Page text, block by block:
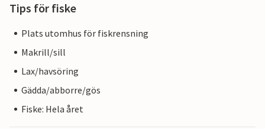
Tips för fiske
Plats utomhus för fiskrensning
Makrill/sill
Lax/havsöring
Gädda/abborre/gös
Fiske: Hela året